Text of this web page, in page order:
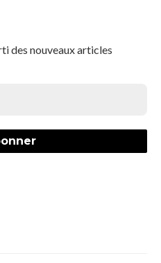
des nouveaux articles